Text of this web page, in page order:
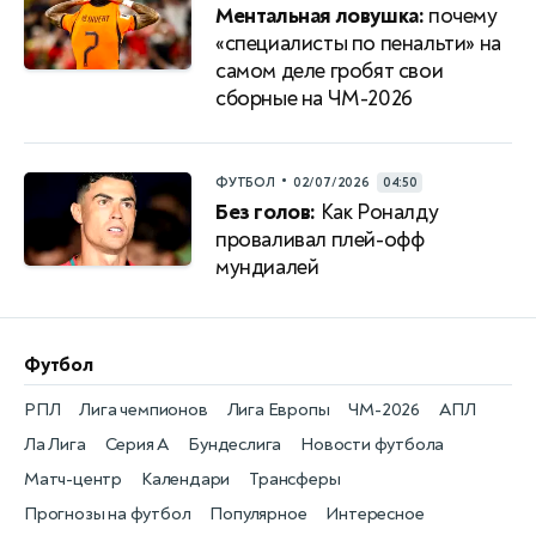
Ментальная ловушка: почему
«специалисты по пенальти» на
самом деле гробят свои
сборные на ЧМ-2026
ФУТБОЛ • 02/07/2026 04:50
Без голов: Как Роналду
проваливал плей-офф
мундиалей
Футбол
Новости футбола
РПЛ
Матч-центр
Лига чемпионов
Календари
Лига Европы
Трансферы
ЧМ-2026
Прогнозы на футбол
АПЛ
Популярное
Ла Лига
Интересное
Серия А Бундеслига